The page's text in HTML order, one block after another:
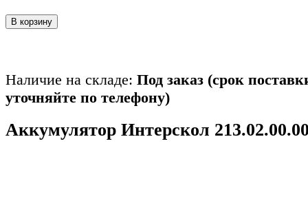
В корзину
Наличие на складе: Под заказ (срок
уточняйте по телефону)
Аккумулятор Интерскол